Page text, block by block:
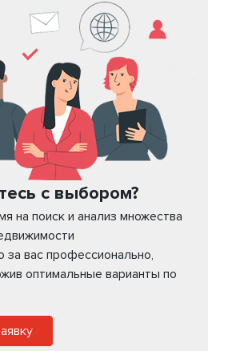
с выбором?
на поиск и анализ множества
вас профессионально,
оптимальные варианты по